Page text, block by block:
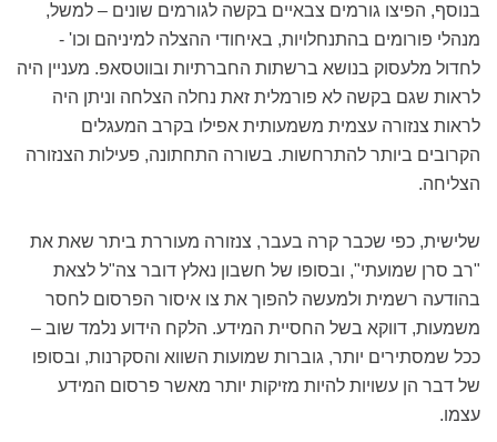
בנוסף, הפיצו גורמים צבאיים בקשה לגורמים שונים – למשל,
מנהלי פורומים בהתנחלויות, באיחודי ההצלה למיניהם וכו' -
לחדול מלעסוק בנושא ברשתות החברתיות ובווטסאפ. מעניין היה
לראות שגם בקשה לא פורמלית זאת נחלה הצלחה וניתן היה
לראות צנזורה עצמית משמעותית אפילו בקרב המעגלים
הקרובים ביותר להתרחשות. בשורה התחתונה, פעילות הצנזורה
הצליחה.
שלישית, כפי שכבר קרה בעבר, צנזורה מעוררת ביתר שאת את
"רב סרן שמועתי", ובסופו של חשבון נאלץ דובר צה"ל לצאת
בהודעה רשמית ולמעשה להפוך את צו איסור הפרסום לחסר
משמעות, דווקא בשל החסיית המידע. הלקח הידוע נלמד שוב –
ככל שמסתירים יותר, גוברות שמועות השווא והסקרנות, ובסופו
של דבר הן עשויות להיות מזיקות יותר מאשר פרסום המידע
עצמו.